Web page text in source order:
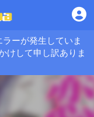
ーが発生していま
けして申し訳ありま